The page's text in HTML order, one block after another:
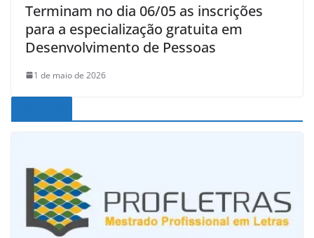
Terminam no dia 06/05 as inscrições
para a especialização gratuita em
Desenvolvimento de Pessoas
1 de maio de 2026